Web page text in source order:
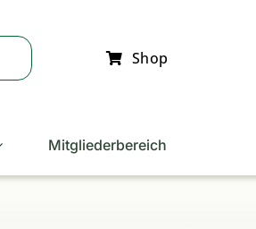
Shop
Mitgliederbereich